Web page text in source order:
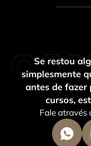
Se restou
simplesmente
antes de fazer
cursos,
Fale através